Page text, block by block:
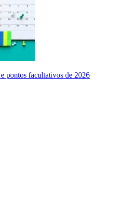
pontos facultativos de 2026